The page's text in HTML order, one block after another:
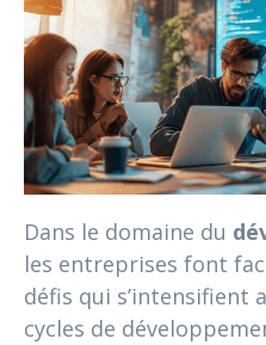
Dans le domaine du
les entreprises font
défis qui s’intensifient
cycles de